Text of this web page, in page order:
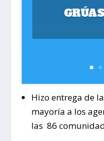
Hizo entrega de
mayoría a los
las 86